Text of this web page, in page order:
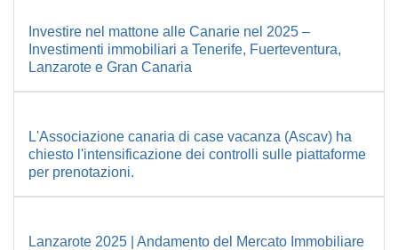
Investire nel mattone alle Canarie nel 2025 –
Investimenti immobiliari a Tenerife, Fuerteventura,
Lanzarote e Gran Canaria
L'Associazione canaria di case vacanza (Ascav) ha
chiesto l'intensificazione dei controlli sulle piattaforme
per prenotazioni.
Lanzarote 2025 | Andamento del Mercato Immobiliare